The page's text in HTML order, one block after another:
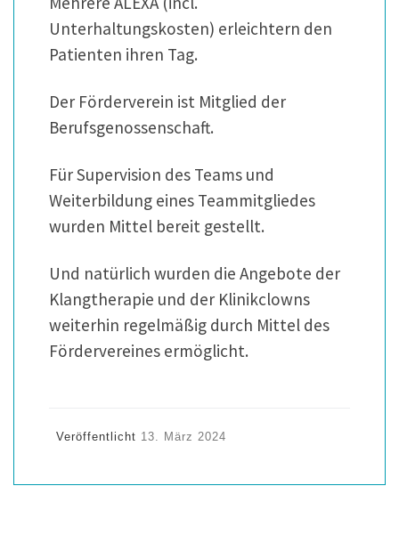
Unterhaltungskosten) erleichtern den
Patienten ihren Tag.
Der Förderverein ist Mitglied der
Berufsgenossenschaft.
Für Supervision des Teams und
Weiterbildung eines Teammitgliedes
wurden Mittel bereit gestellt.
Und natürlich wurden die Angebote der
Klangtherapie und der Klinikclowns
weiterhin regelmäßig durch Mittel des
Fördervereines ermöglicht.
Veröffentlicht 13. März 2024